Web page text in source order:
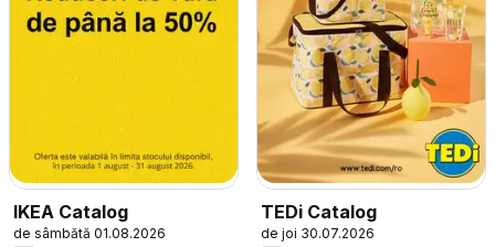
IKEA Catalog
de sâmbătă 01.08.2026
TEDi Catalog
de joi 30.07.2026